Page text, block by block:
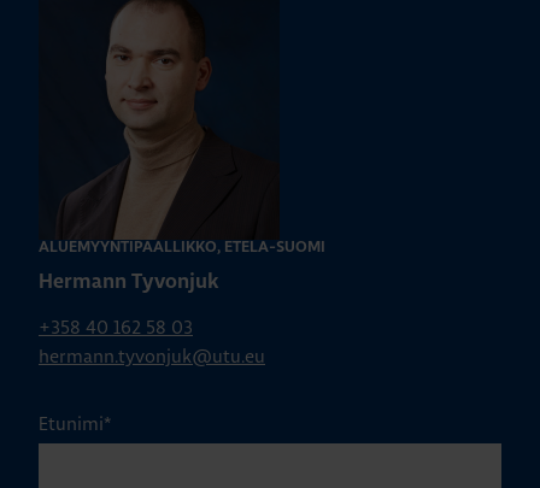
ALUEMYYNTIPÄÄLLIKKÖ, ETELÄ-SUOMI
Hermann Tyvonjuk
+358 40 162 58 03
hermann.tyvonjuk@utu.eu
Etunimi*